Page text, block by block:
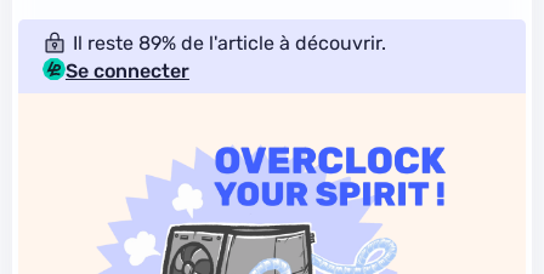
Il reste 89% de l'article à découvrir.
Se connecter